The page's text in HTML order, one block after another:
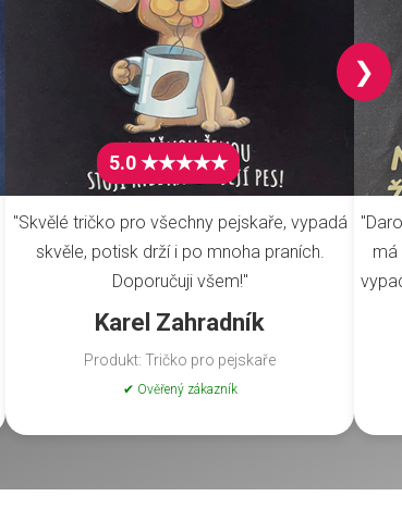
5.0 ★★★★★
"Skvělé tričko pro všechny pejskaře, vypadá
skvěle, potisk drží i po mnoha praních.
Doporučuji všem!"
Karel Zahradník
Produkt: Tričko pro pejskaře
✔ Ověřený zákazník
má
❯